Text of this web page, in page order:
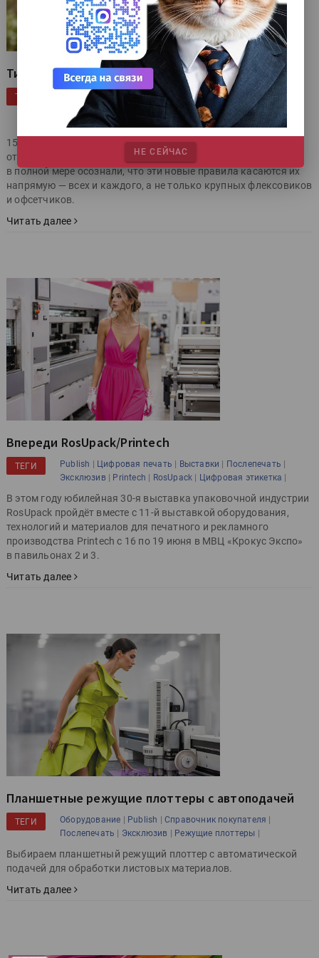
Типографии и РОП
ТЕГИ Законодательство|Publish Расходные материалы
Бумага, картон Эксклюзив | Берег|
Юридическая
справка|экосбор
15 апреля 2026 года был последний день подачи годового
отчёта РОП и уплаты экосбора. Но далеко не все типографии
в полной мере осознали, что эти новые правила касаются их
напрямую — всех и каждого, а не только крупных флексовиков
и офсетчиков.
Читать далее
Впереди RosUpack/Printech
ТЕГИ Publish | Цифровая печать | Выставки | Послепечать |
Эксклюзив | Printech | RosUpack | Цифровая этикетка |
В этом году юбилейная 30-я выставка упаковочной индустрии
RosUpack пройдёт вместе с 11-й выставкой оборудования,
технологий и материалов для печатного и рекламного
производства Printech с 16 по 19 июня в МВЦ «Крокус Экспо»
в павильонах 2 и 3.
Читать далее
Планшетные режущие плоттеры с автоподачей
ТЕГИ Оборудование | Publish |Справочник покупателя |
Послепечать | Эксклюзив | Режущие плоттеры |
Выбираем планшетный режущий плоттер с автоматической
подачей для обработки листовых материалов.
Читать далее
НЕ СЕЙЧАС